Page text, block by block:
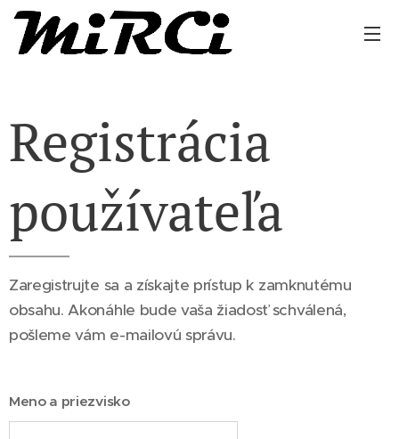
Registrácia
používateľa
Zaregistrujte sa a získajte prístup k zamknutému
obsahu. Akonáhle bude vaša žiadosť schválená,
pošleme vám e-mailovú správu.
Meno a priezvisko